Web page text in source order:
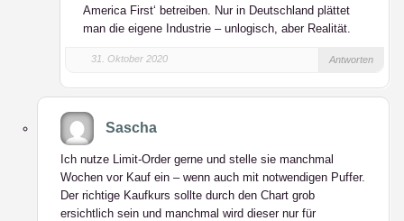
America First‘ betreiben. Nur in Deutschland plättet
man die eigene Industrie – unlogisch, aber Realität.
31. Oktober 2020 Antworten
Sascha
Ich nutze Limit-Order gerne und stelle sie manchmal
Wochen vor Kauf ein – wenn auch mit notwendigen Puffer.
Der richtige Kaufkurs sollte durch den Chart grob
ersichtlich sein und manchmal wird dieser nur für